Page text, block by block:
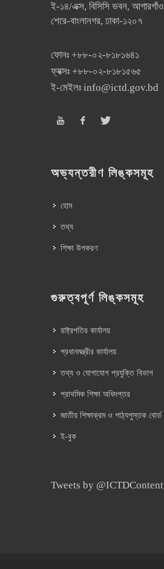
ই-১৪/এক্স, বিসিসি ভবন, আগারগাঁও
শেরে-বাংলানগর, ঢাকা-১২০৭
ফোনঃ +৮৮-০২-৮১৮১৬৪১
ফ্যক্সঃ +৮৮-০২-৮১৮১৫৬৫
ই-মেইলঃ info@ictd.gov.bd
অভ্যন্তরীণ লিঙ্কসমূহ
হোম
তথ্য
শিক্ষা উপকরণ
গুরুত্বপূর্ণ লিঙ্কসমূহ
রাষ্ট্রপতির কার্যালয়
প্রধানমন্ত্রীর কার্যালয়
তথ্য ও যোগাযোগ প্রযুক্তি বিভাগ
প্রাথমিক শিক্ষা অধিদপ্তর
জাতীয় শিক্ষাক্রম ও পাঠ্যপুস্তক বোর্ড
ই-বুক
Tweets by @ICTDContent